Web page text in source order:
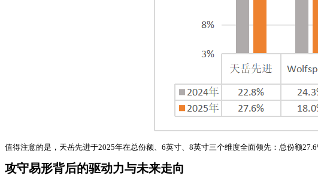
值得注意的是，天岳先进于2025年在总份额、6英寸、8英寸三个维度全面领先：总份额
攻守易形背后的驱动力与未来走向